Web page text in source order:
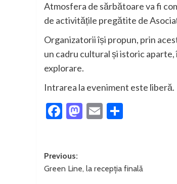
Atmosfera de sărbătoare va fi
de activitățile pregătite de
Organizatorii își propun, prin
un cadru cultural și istoric
explorare.
Intrarea la eveniment este liberă.
Facebook
Mastodon
Email
Post
navigation
Previous:
Green Line, la recepția finală